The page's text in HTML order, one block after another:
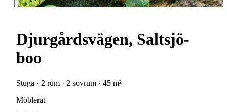
Djurgårdsvägen, Saltsjö-
boo
Stuga · 2 rum · 2 sovrum · 45 m²
Möblerat